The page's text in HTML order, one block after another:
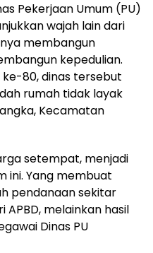
Pekerjaan Umum (PU)
wajah lain dari
membangun
kepedulian.
ke-80, dinas tersebut
rumah tidak layak
Kecamatan
setempat, menjadi
ini. Yang membuat
pendanaan sekitar
APBD, melainkan hasil
Dinas PU